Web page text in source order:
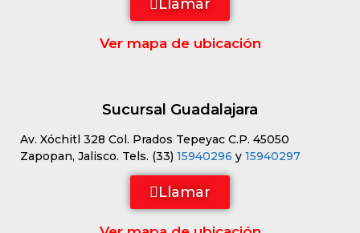
Llamar
Ver mapa de ubicación
Sucursal Guadalajara
Av. Xóchitl 328 Col. Prados Tepeyac C.P. 45050
Zapopan, Jalisco. Tels. (33) 15940296 y 15940297
Llamar